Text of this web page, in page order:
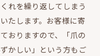
れを繰り返してしまう
たします。お客様に寄
おりますので、「爪の
かしい」という方もご